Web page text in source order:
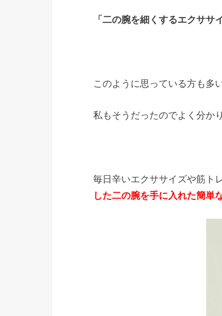
「二の腕を細くするエクササ
このように思っている方も多
私もそうだったのでよく分か
毎日辛いエクササイズや筋ト
した二の腕を手に入れた簡単